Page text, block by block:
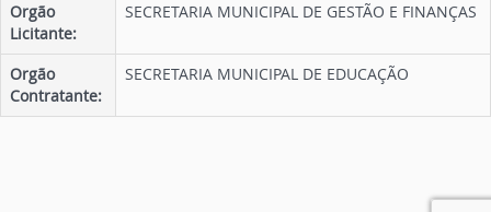
Orgão
Licitante:
SECRETARIA MUNICIPAL DE GESTÃO E FINANÇAS
Orgão
Contratante:
SECRETARIA MUNICIPAL DE EDUCAÇÃO